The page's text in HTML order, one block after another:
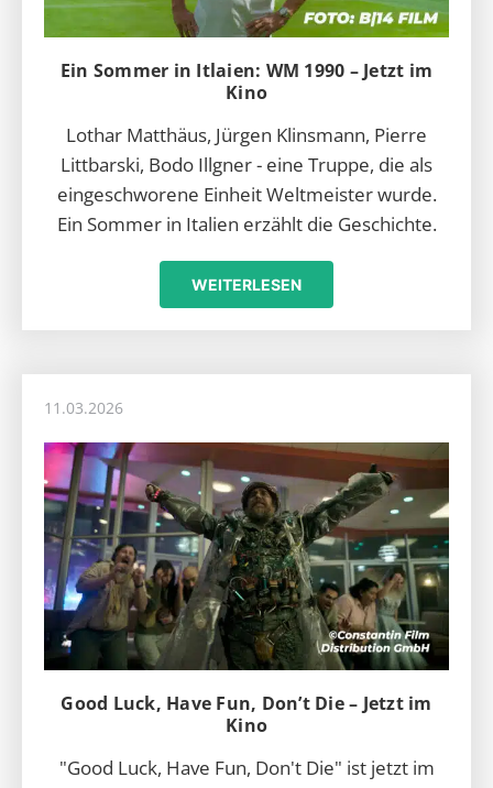
Ein Sommer in Itlaien: WM 1990 – Jetzt im
Kino
Lothar Matthäus, Jürgen Klinsmann, Pierre
Littbarski, Bodo Illgner - eine Truppe, die als
eingeschworene Einheit Weltmeister wurde.
Ein Sommer in Italien erzählt die Geschichte.
WEITERLESEN
11.03.2026
Good Luck, Have Fun, Don’t Die – Jetzt im
Kino
"Good Luck, Have Fun, Don't Die" ist jetzt im